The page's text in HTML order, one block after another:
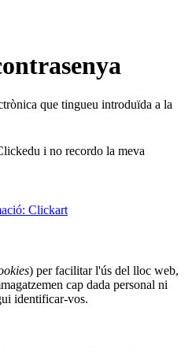
que tingueu introduïda a la
i no recordo la meva
) per facilitar l'ús del lloc web,
cap dada personal ni
identificar-vos.